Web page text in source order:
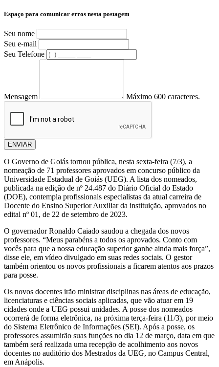
Espaço para comunicar erros nesta postagem
Seu nome
Seu e-mail
Seu Telefone
Mensagem Máximo 600 caracteres.
ENVIAR
O Governo de Goiás tornou pública, nesta sexta-feira (7/3), a
nomeação de 71 professores aprovados em concurso público da
Universidade Estadual de Goiás (UEG). A lista dos nomeados,
publicada na edição de nº 24.487 do Diário Oficial do Estado
(DOE), contempla profissionais especialistas da atual carreira de
Docente do Ensino Superior Auxiliar da instituição, aprovados no
edital nº 01, de 22 de setembro de 2023.
O governador Ronaldo Caiado saudou a chegada dos novos
professores. “Meus parabéns a todos os aprovados. Conto com
vocês para que a nossa educação superior ganhe ainda mais força”,
disse ele, em vídeo divulgado em suas redes sociais. O gestor
também orientou os novos profissionais a ficarem atentos aos prazos
para posse.
Os novos docentes irão ministrar disciplinas nas áreas de educação,
licenciaturas e ciências sociais aplicadas, que vão atuar em 19
cidades onde a UEG possui unidades. A posse dos nomeados
ocorrerá de forma eletrônica, na próxima terça-feira (11/3), por meio
do Sistema Eletrônico de Informações (SEI). Após a posse, os
professores assumirão suas funções no dia 12 de março, data em que
também será realizada uma recepção de acolhimento aos novos
docentes no auditório dos Mestrados da UEG, no Campus Central,
em Anápolis.